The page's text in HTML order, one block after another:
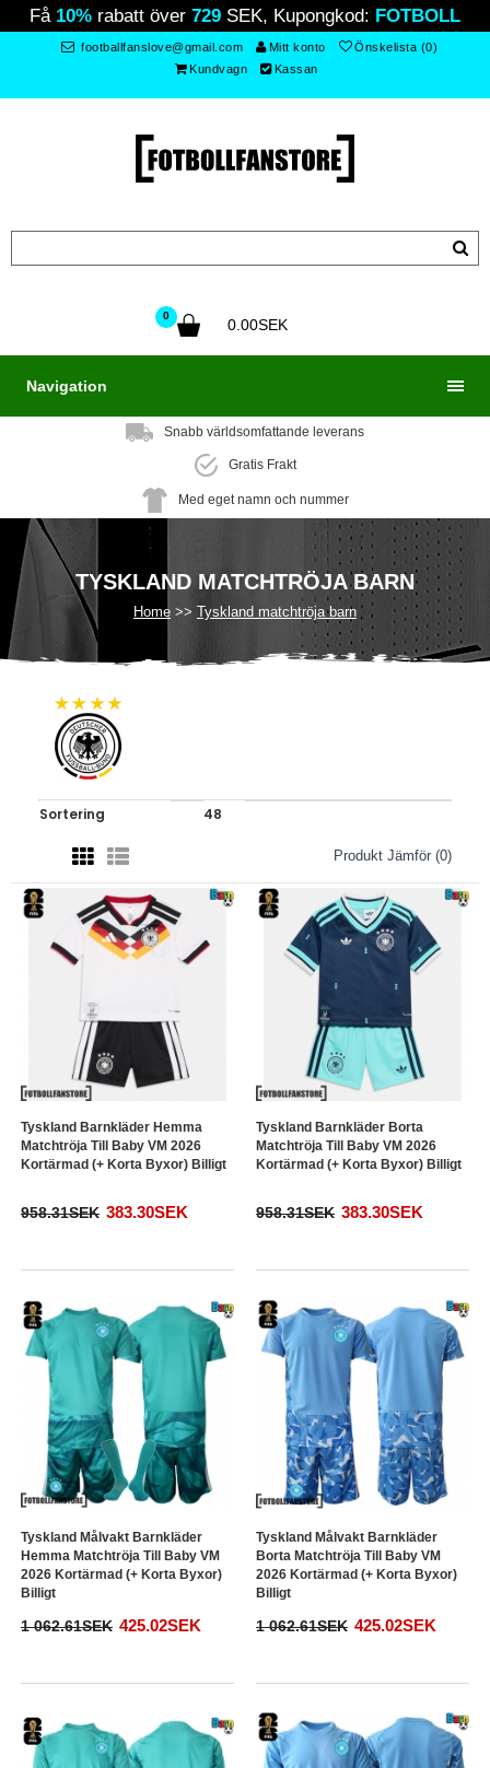
Få 10% rabatt över 729 SEK, Kupongkod: FOTBOLL
footballfanslove@gmail.com Mitt konto
Önskelista (0)
Kundvagn
Kassan
0
0.00SEK
Navigation
Snabb världsomfattande leverans
Gratis Frakt
Med eget namn och nummer
TYSKLAND MATCHTRÖJA BARN
Home Tyskland matchtröja barn
Produkt Jämför (0)
Tyskland Barnkläder Hemma
Matchtröja Till Baby VM 2026
Kortärmad (+ Korta Byxor) Billigt
958.31SEK 383.30SEK
Tyskland Barnkläder Borta
Matchtröja Till Baby VM 2026
Kortärmad (+ Korta Byxor) Billigt
958.31SEK 383.30SEK
Tyskland Målvakt Barnkläder
Hemma Matchtröja Till Baby VM
2026 Kortärmad (+ Korta Byxor)
Billigt
1 062.61SEK 425.02SEK
Tyskland Målvakt Barnkläder
Borta Matchtröja Till Baby VM
2026 Kortärmad (+ Korta Byxor)
Billigt
1 062.61SEK 425.02SEK